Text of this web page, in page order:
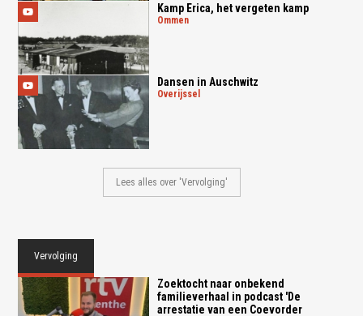
Kamp Erica, het vergeten kamp
ommen
Dansen in Auschwitz
overijssel
Lees alles over 'Vervolging'
Vervolging
Zoektocht naar onbekend
familieverhaal in podcast 'De
arrestatie van een Coevorder